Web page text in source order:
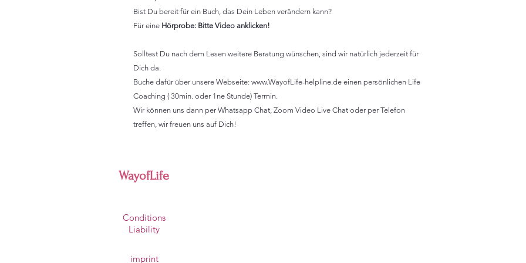
Bist Du bereit für ein Buch, das Dein Leben verändern kann?
Für eine Hörprobe: Bitte Video anklicken!
Solltest Du nach dem Lesen weitere Beratung wünschen, sind wir natürlich jederzeit für
Dich da.
Buche dafür über unsere Webseite: www.WayofLife-helpline.de einen persönlichen Life
Coaching ( 30min. oder 1ne Stunde) Termin.
Wir können uns dann per Whatsapp Chat, Zoom Video Live Chat oder per Telefon
treffen, wir freuen uns auf Dich!
WayofLife
Conditions
Liability
imprint